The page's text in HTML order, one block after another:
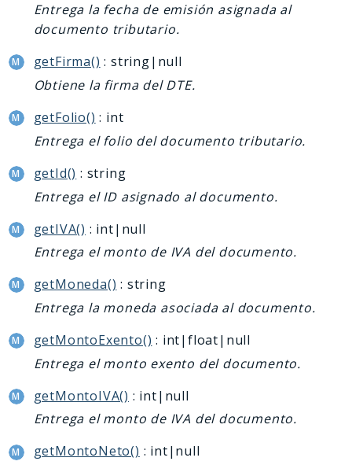
Entrega la fecha de emisión asignada al
documento tributario.
getFirma() : string|null
Obtiene la firma del DTE.
getFolio() : int
Entrega el folio del documento tributario.
getId() : string
Entrega el ID asignado al documento.
getIVA() : int|null
Entrega el monto de IVA del documento.
getMoneda() : string
Entrega la moneda asociada al documento.
getMontoExento() : int|float|null
Entrega el monto exento del documento.
getMontoIVA() : int|null
Entrega el monto de IVA del documento.
getMontoNeto() : int|null